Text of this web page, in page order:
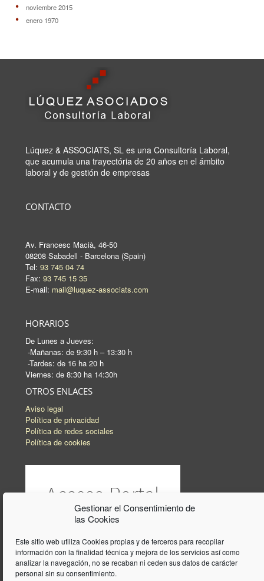
Gestionar el Consentimiento de
las Cookies
Este sitio web utiliza Cookies propias y de terceros para recopilar
información con la finalidad técnica y mejora de los servicios así como
analizar la navegación, no se recaban ni ceden sus datos de carácter
personal sin su consentimiento.
noviembre 2015
enero 1970
Lúquez & ASSOCIATS, SL es una Consultoría Laboral,
que acumula una trayectória de 20 años en el ámbito
laboral y de gestión de empresas
CONTACTO
Av. Francesc Macià, 46-50
08208 Sabadell - Barcelona (Spain)
Tel: 93 745 04 74
Fax: 93 745 15 35
E-mail: mail@luquez-associats.com
HORARIOS
De Lunes a Jueves:
-Mañanas: de 9:30 h – 13:30 h
-Tardes: de 16 ha 20 h
Viernes: de 8:30 ha 14:30h
OTROS ENLACES
Aviso legal
Política de privacidad
Política de redes sociales
Política de cookies